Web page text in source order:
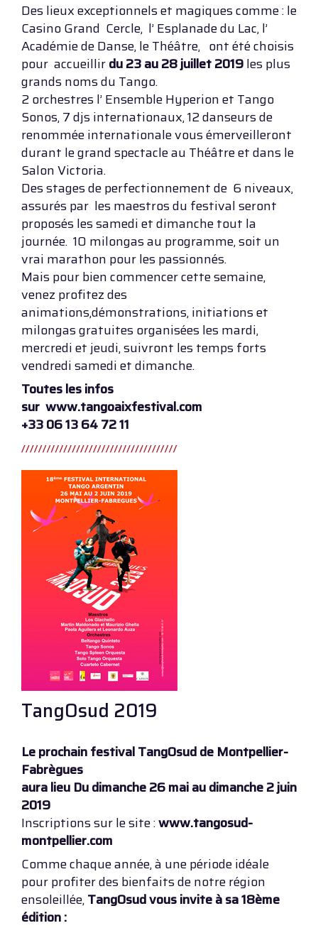
Des lieux exceptionnels et magiques comme : le
Casino Grand Cercle, l’ Esplanade du Lac, l’
Académie de Danse, le Théâtre, ont été choisis
pour accueillirdu 23 au 28 juillet 2019les plus
grands noms du Tango.
2 orchestres l’ Ensemble Hyperion et Tango
Sonos, 7 djs internationaux, 12 danseurs de
renommée internationale vous émerveilleront
durant le grand spectacle au Théâtre et dans le
Salon Victoria.
Des stages de perfectionnement de 6 niveaux,
assurés par les maestros du festival seront
proposés les samedi et dimanche tout la
journée. 10 milongas au programme, soit un
vrai marathon pour les passionnés.
Mais pour bien commencer cette semaine,
venez profitez des
animations,démonstrations, initiations et
milongas gratuites organisées les mardi,
mercredi et jeudi, suivront les temps forts
vendredi samedi et dimanche.
Toutes les infos
sur www.tangoaixfestival.com
+33 06 13 64 72 11
TangOsud 2019
Le prochain festival TangOsud de Montpellier-
Fabrègues
aura lieu Du dimanche 26 mai au dimanche 2 juin
2019
Inscriptions sur le site :www.tangosud-
montpellier.com
Comme chaque année, à une période idéale
pour profiter des bienfaits de notre région
ensoleillée,TangOsud vous invite à sa 18ème
édition :